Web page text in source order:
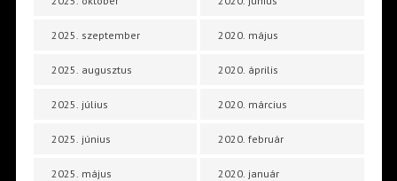
2025. szeptember
2025. augusztus
2025. július
2025. június
2025. május
2020. május
2020. április
2020. március
2020. február
2020. január